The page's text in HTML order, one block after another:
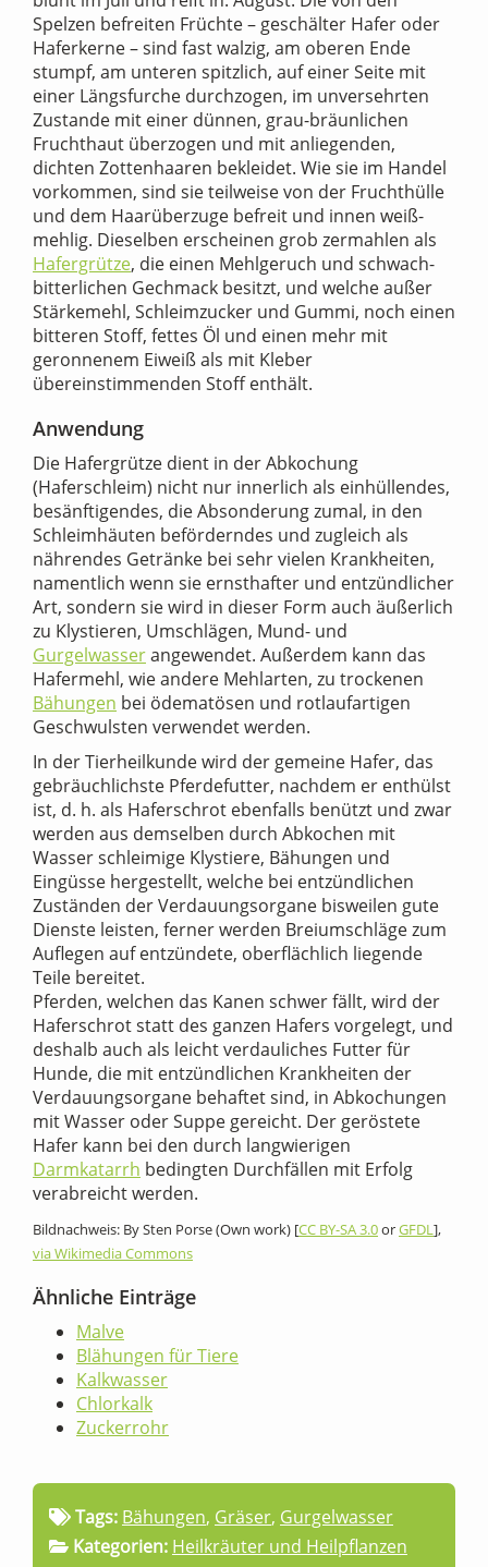
Spelzen befreiten Früchte – geschälter Hafer oder
Haferkerne – sind fast walzig, am oberen Ende
stumpf, am unteren spitzlich, auf einer Seite mit
einer Längsfurche durchzogen, im unversehrten
Zustande mit einer dünnen, grau-bräunlichen
Fruchthaut überzogen und mit anliegenden,
dichten Zottenhaaren bekleidet. Wie sie im Handel
vorkommen, sind sie teilweise von der Fruchthülle
und dem Haarüberzuge befreit und innen weiß-
mehlig. Dieselben erscheinen grob zermahlen als
Hafergrütze, die einen Mehlgeruch und schwach-
bitterlichen Gechmack besitzt, und welche außer
Stärkemehl, Schleimzucker und Gummi, noch einen
bitteren Stoff, fettes Öl und einen mehr mit
geronnenem Eiweiß als mit Kleber
übereinstimmenden Stoff enthält.
Anwendung
Die Hafergrütze dient in der Abkochung
(Haferschleim) nicht nur innerlich als einhüllendes,
besänftigendes, die Absonderung zumal, in den
Schleimhäuten beförderndes und zugleich als
nährendes Getränke bei sehr vielen Krankheiten,
namentlich wenn sie ernsthafter und entzündlicher
Art, sondern sie wird in dieser Form auch äußerlich
zu Klystieren, Umschlägen, Mund- und
Gurgelwasserangewendet. Außerdem kann das
Hafermehl, wie andere Mehlarten, zu trockenen
Bähungen bei ödematösen und rotlaufartigen
Geschwulsten verwendet werden.
In der Tierheilkunde wird der gemeine Hafer, das
gebräuchlichste Pferdefutter, nachdem er enthülst
ist, d. h. als Haferschrot ebenfalls benützt und zwar
werden aus demselben durch Abkochen mit
Wasser schleimige Klystiere, Bähungen und
Eingüsse hergestellt, welche bei entzündlichen
Zuständen der Verdauungsorgane bisweilen gute
Dienste leisten, ferner werden Breiumschläge zum
Auflegen auf entzündete, oberflächlich liegende
Teile bereitet.
Pferden, welchen das Kanen schwer fällt, wird der
Haferschrot statt des ganzen Hafers vorgelegt, und
deshalb auch als leicht verdauliches Futter für
Hunde, die mit entzündlichen Krankheiten der
Verdauungsorgane behaftet sind, in Abkochungen
mit Wasser oder Suppe gereicht. Der geröstete
Hafer kann bei den durch langwierigen
Darmkatarrh bedingten Durchfällen mit Erfolg
verabreicht werden.
Bildnachweis: By Sten Porse (Own work) [CC BY-SA 3.0orGFDL],
via Wikimedia Commons
Ähnliche Einträge
Malve
Blähungen für Tiere
Kalkwasser
Chlorkalk
Zuckerrohr
Tags: Bähungen, Gräser, Gurgelwasser
Kategorien: Heilkräuter und Heilpflanzen